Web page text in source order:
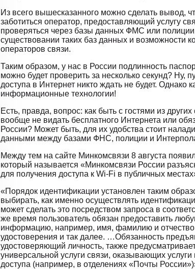
Из всего вышесказанного можно сделать вывод,
заботиться оператор, предоставляющий услугу
проверяться через базы данных ФМС или
существовании таких баз данных и возможности
операторов связи.
Таким образом, у нас в России подлинность
можно будет проверить за несколько секунд? Ну,
доступа в Интернет никто ждать не будет. Однако
информационные технологии!
Есть, правда, вопрос: как быть с гостями из
вообще не видать бесплатного Интернета или
России? Может быть, для их удобства стоит
данными между базами ФНС, полиции и
Между тем на сайте Минкомсвязи 8 августа
который называется «Минкомсвязи России
для получения доступа к Wi-Fi в публичных
«Порядок идентификации установлен таким
выбирать, как именно осуществлять
может сделать это посредством запроса в
же время пользователь обязан предоставить
информацию, например, имя, фамилию и
удостоверения и так далее. …Обязанность
удостоверяющий личность, также
универсальной услуги связи, оказывающих услуги
доступа (например, в отделениях «Почты